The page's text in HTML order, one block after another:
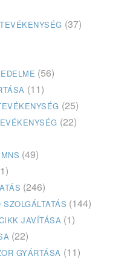
(37)
(56)
(11)
(25)
(22)
(49)
(246)
(144)
JAVÍTÁSA (1)
(22)
GYÁRTÁSA (11)